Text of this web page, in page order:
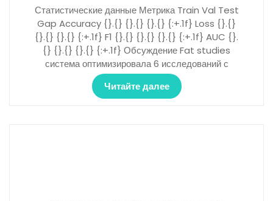
Статистические данные Метрика Train Val Test
Gap Accuracy {}.{} {}.{} {}.{} {:+.1f} Loss {}.{}
{}.{} {}.{} {:+.1f} F1 {}.{} {}.{} {}.{} {:+.1f} AUC {}.
{} {}.{} {}.{} {:+.1f} Обсуждение Fat studies
система оптимизировала 6 исследований с
Читайте далее